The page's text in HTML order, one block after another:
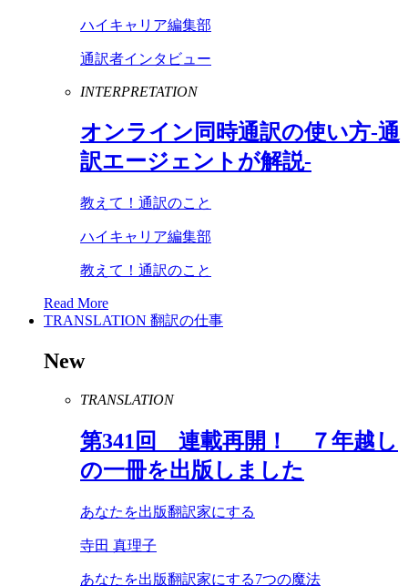
ハイキャリア編集部
通訳者インタビュー
INTERPRETATION
オンライン同時通訳の使い方-通
訳エージェントが解説-
教えて！通訳のこと
ハイキャリア編集部
教えて！通訳のこと
Read More
TRANSLATION 翻訳の仕事
New
TRANSLATION
第341 回 連載再開！ ７年越し
の一冊を出版しました
あなたを出版翻訳家にする
寺田 真理子
あなたを出版翻訳家にする7つの魔法